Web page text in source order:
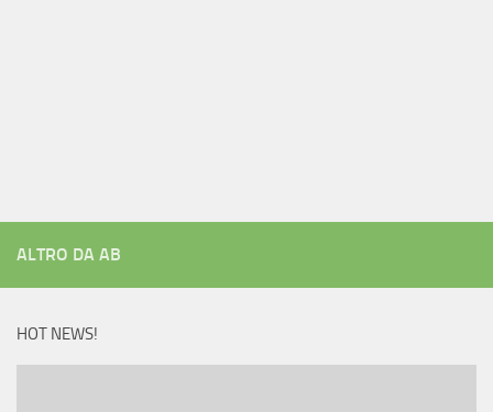
ALTRO DA AB
HOT NEWS!